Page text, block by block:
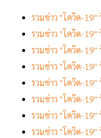
รวมข่าว "โควิด-
รวมข่าว "โควิด-
รวมข่าว "โควิด-
รวมข่าว "โควิด-
รวมข่าว "โควิด-
รวมข่าว "โควิด-
รวมข่าว "โควิด-
รวมข่าว "โควิด-